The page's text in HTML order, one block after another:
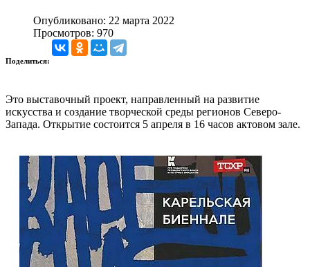
Опубликовано: 22 марта 2022
Просмотров: 970
Поделиться:
Это выставочный проект, направленный на развитие
искусства и создание творческой среды регионов Северо-
Запада. Открытие состоится 5 апреля в 16 часов актовом зале.